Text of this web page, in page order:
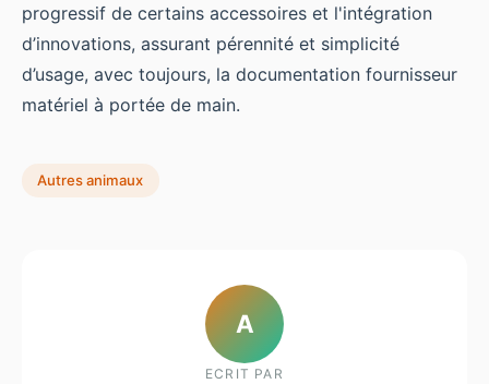
progressif de certains accessoires et l'intégration
d’innovations, assurant pérennité et simplicité
d’usage, avec toujours, la documentation fournisseur
matériel à portée de main.
Autres animaux
A
ECRIT PAR